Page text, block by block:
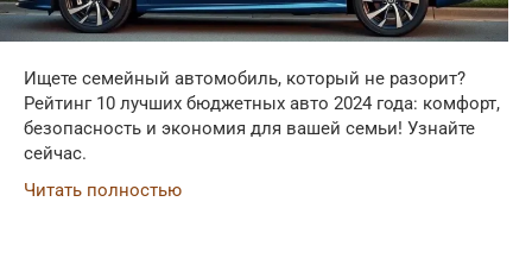
Ищете семейный автомобиль, который не разорит?
Рейтинг 10 лучших бюджетных авто 2024 года: комфорт,
безопасность и экономия для вашей семьи! Узнайте
сейчас.
Читать полностью